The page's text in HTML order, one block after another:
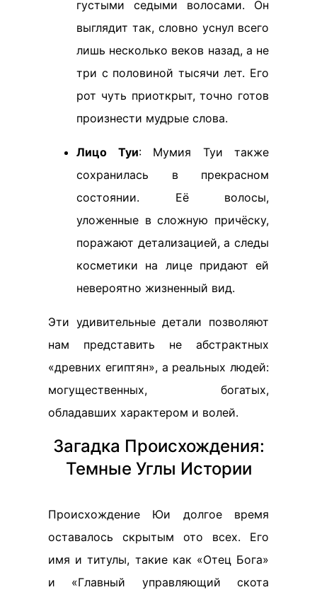
густыми седыми волосами. Он
выглядит так, словно уснул всего
лишь несколько веков назад, а не
три с половиной тысячи лет. Его
рот чуть приоткрыт, точно готов
произнести мудрые слова.
Лицо Туи: Мумия Туи также
сохранилась в прекрасном
состоянии. Её волосы,
уложенные в сложную причёску,
поражают детализацией, а следы
косметики на лице придают ей
невероятно жизненный вид.
Эти удивительные детали позволяют
нам представить не абстрактных
«древних египтян», а реальных людей:
могущественных, богатых,
обладавших характером и волей.
Загадка Происхождения:
Темные Углы Истории
Происхождение Юи долгое время
оставалось скрытым ото всех. Его
имя и титулы, такие как «Отец Бога»
и «Главный управляющий скота